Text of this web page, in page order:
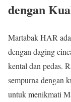
dengan
Martabak HAR
dengan daging
kental dan pedas.
sempurna dengan
untuk menikmati